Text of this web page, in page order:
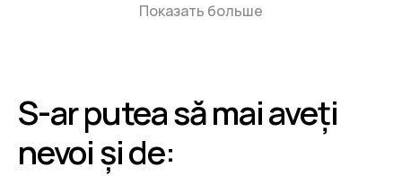
Показать больше
S-ar putea să mai aveți
nevoi și de: